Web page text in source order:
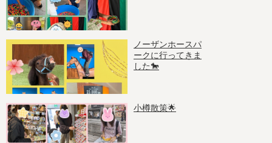
ノーザンホースパ
ークに行ってきま
した🐎
小樽散策🌟